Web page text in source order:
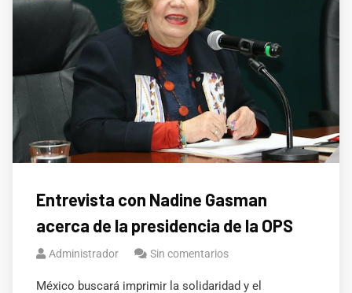
Entrevista con Nadine Gasman
acerca de la presidencia de la OPS
Administrador Sin comentarios
México buscará imprimir la solidaridad y el